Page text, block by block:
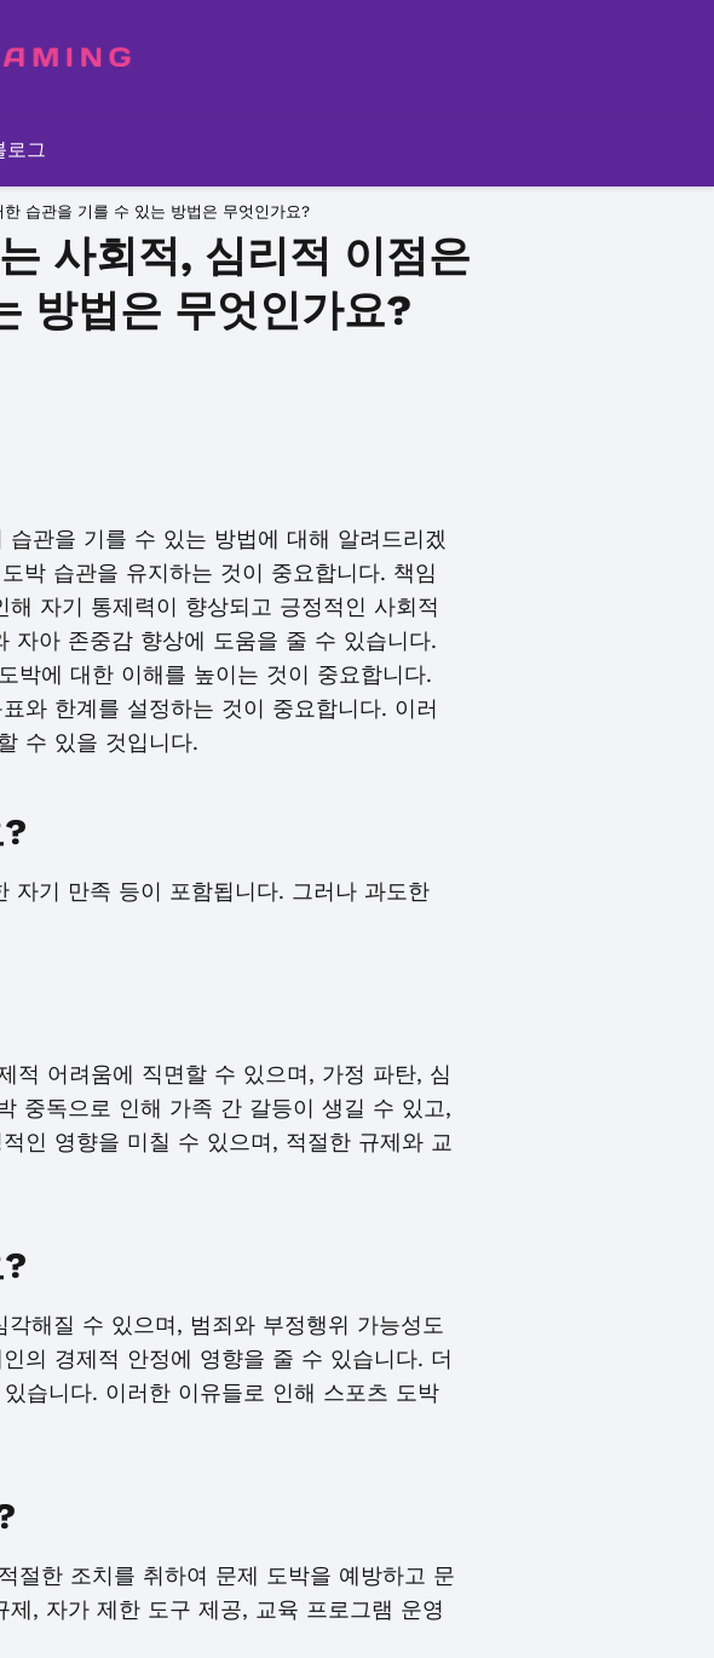
로그
습관을 기를 수 있는 방법은 무엇인가요?
사회적, 심리적 이점은
방법은 무엇인가요?
관을 기를 수 있는 방법에 대해 알려드리겠
박 습관을 유지하는 것이 중요합니다. 책임
자기 통제력이 향상되고 긍정적인 사회적
자아 존중감 향상에 도움을 줄 수 있습니다.
박에 대한 이해를 높이는 것이 중요합니다.
와 한계를 설정하는 것이 중요합니다. 이러
수 있을 것입니다.
자기 만족 등이 포함됩니다. 그러나 과도한
적 어려움에 직면할 수 있으며, 가정 파탄, 심
중독으로 인해 가족 간 갈등이 생길 수 있고,
인 영향을 미칠 수 있으며, 적절한 규제와 교
해질 수 있으며, 범죄와 부정행위 가능성도
의 경제적 안정에 영향을 줄 수 있습니다. 더
습니다. 이러한 이유들로 인해 스포츠 도박
절한 조치를 취하여 문제 도박을 예방하고 문
, 자가 제한 도구 제공, 교육 프로그램 운영